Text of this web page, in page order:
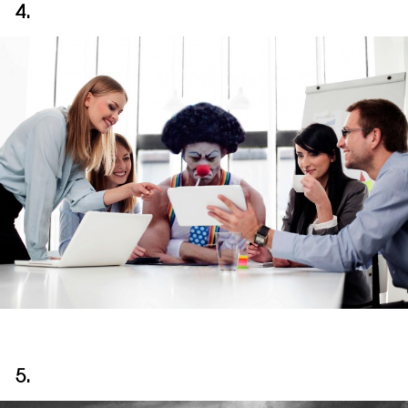
4.
5.